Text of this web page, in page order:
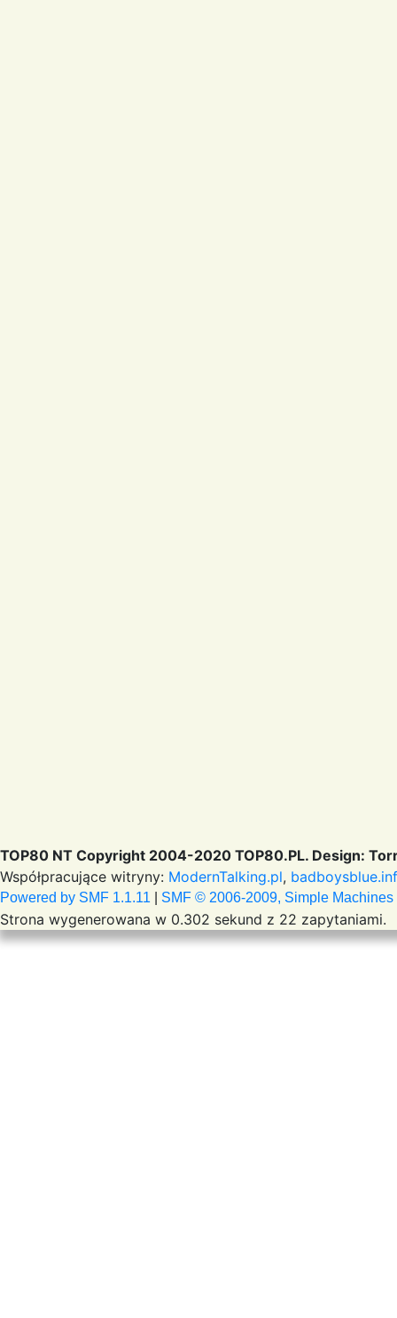
TOP80 NT Copyright 2004-2020 TOP80.PL. Design:
Współpracujące witryny: ModernTalking.pl,
Powered by SMF 1.1.11 SMF © 2006-2009, Simple Machines
Strona wygenerowana w 0.302 sekund z 22 zapytaniami.